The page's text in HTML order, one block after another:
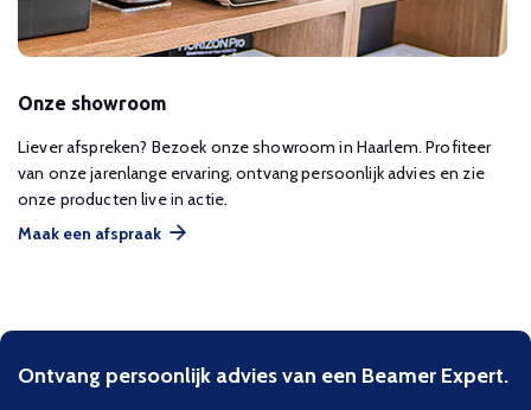
Onze showroom
Liever afspreken? Bezoek onze showroom in Haarlem. Profiteer
van onze jarenlange ervaring, ontvang persoonlijk advies en zie
onze producten live in actie.
Maak een afspraak
Ontvang persoonlijk advies van een Beamer Expert.